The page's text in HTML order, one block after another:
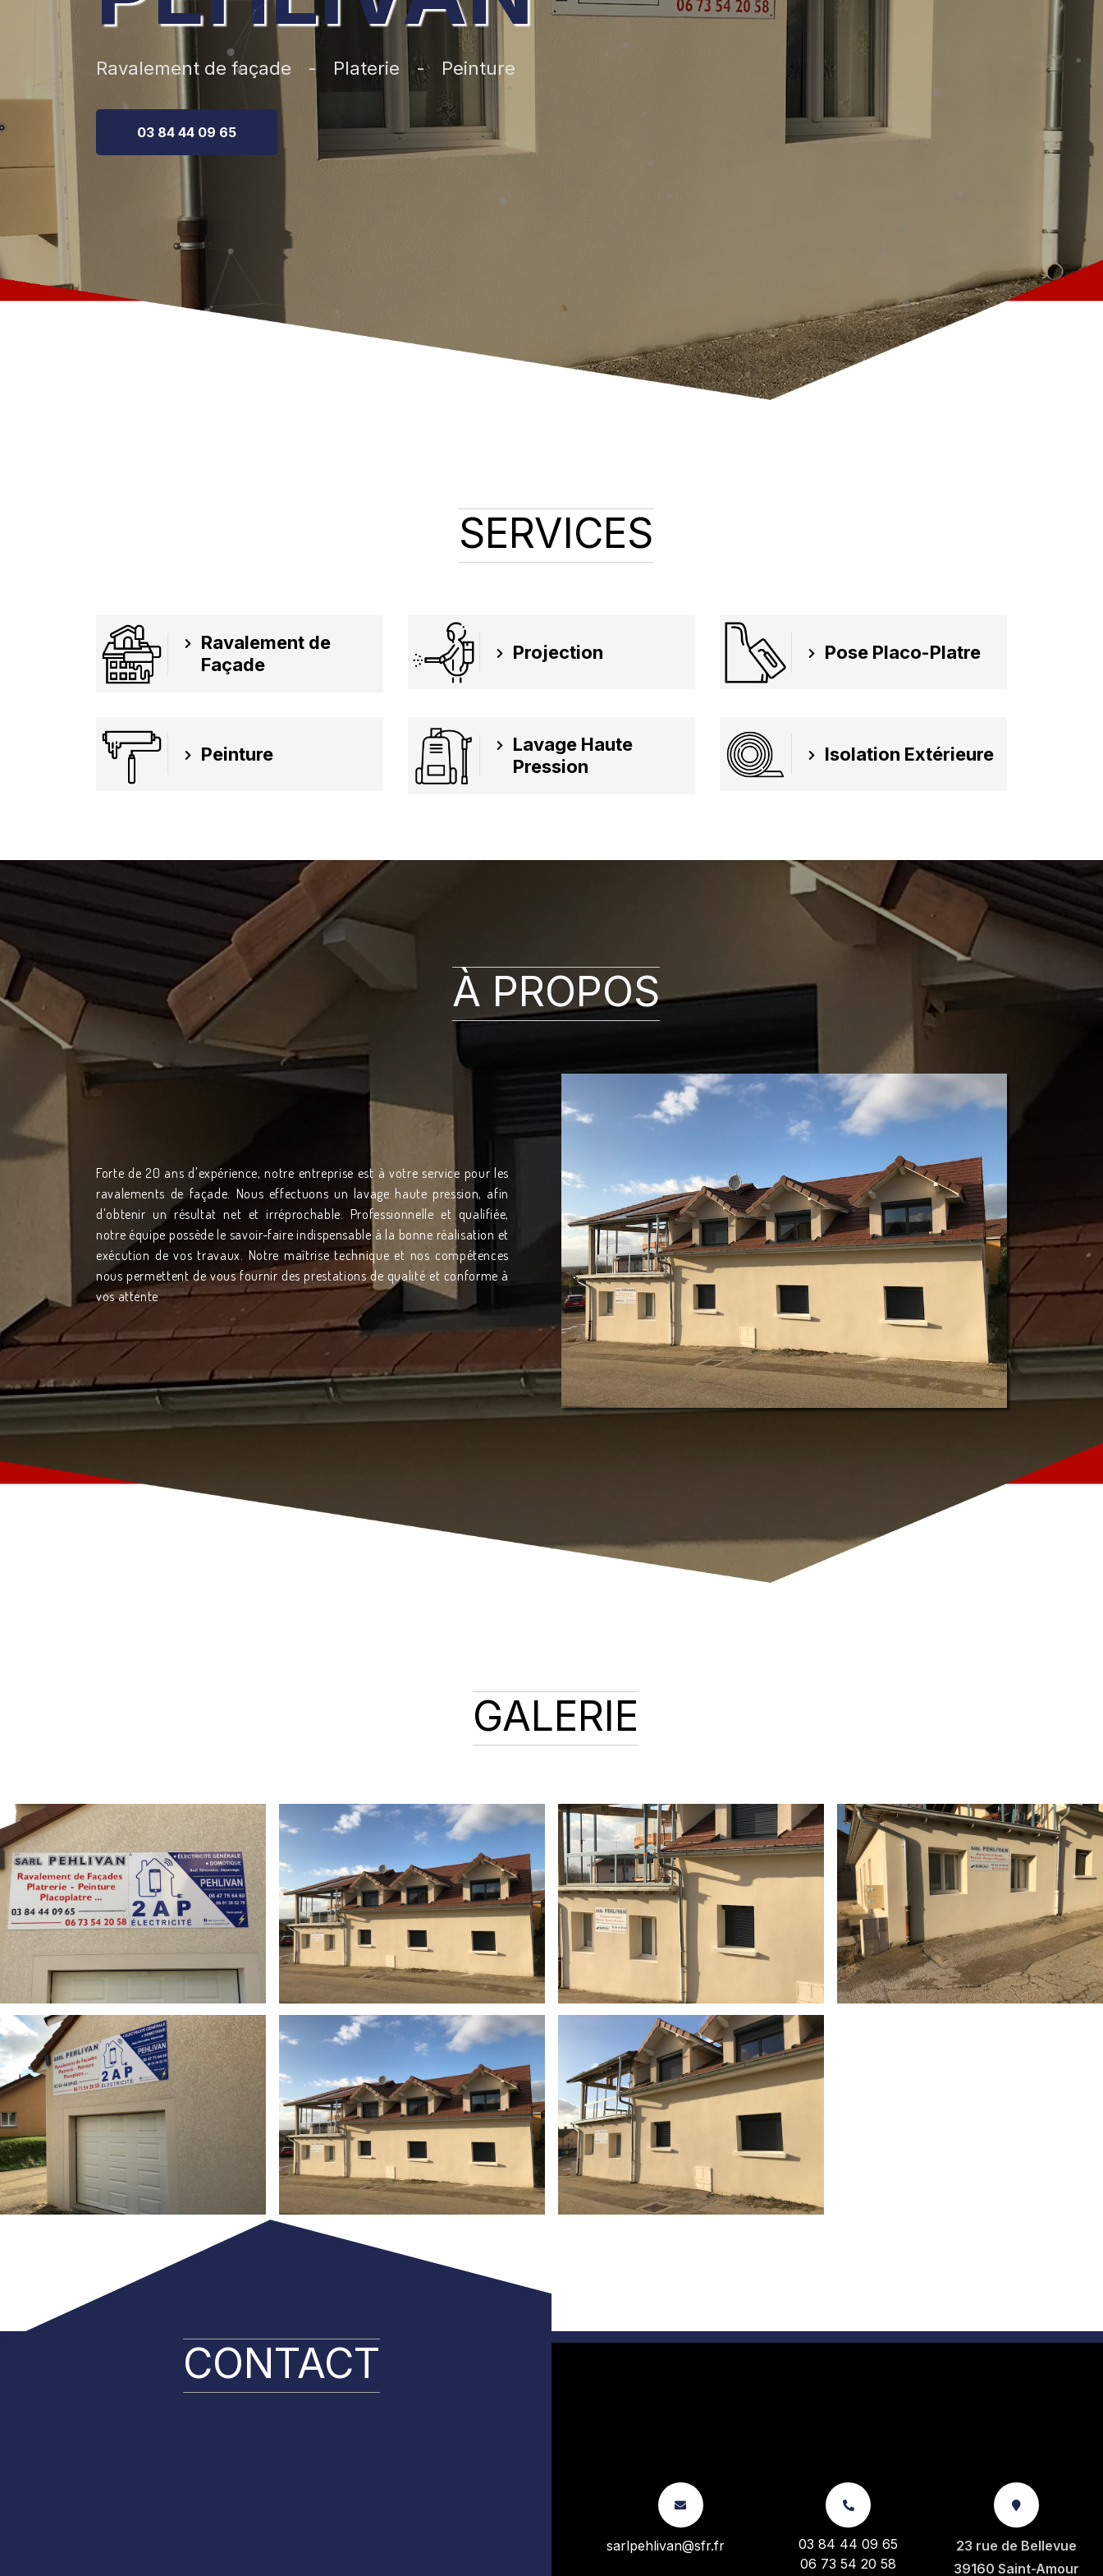
Ravalement de façade Platerie Peinture
03 84 44 09 65
SERVICES
Ravalement de
Façade
Projection Pose Placo-Platre
Peinture
Lavage Haute
Pression
Isolation Extérieure
À PROPOS
Forte de 20 ans d'expérience, notre entreprise est à votre service pour les
ravalements de façade. Nous effectuons un lavage haute pression, afin
d'obtenir un résultat net et irréprochable. Professionnelle et qualifiée,
notre équipe possède le savoir-faire indispensable à la bonne réalisation et
exécution de vos travaux. Notre maîtrise technique et nos compétences
nous permettent de vous fournir des prestations de qualité et conforme à
vos attente
GALERIE
CONTACT
sarlpehlivan@sfr.fr
03 84 44 09 65
06 73 54 20 58
23 rue de Bellevue
39160 Saint-Amour